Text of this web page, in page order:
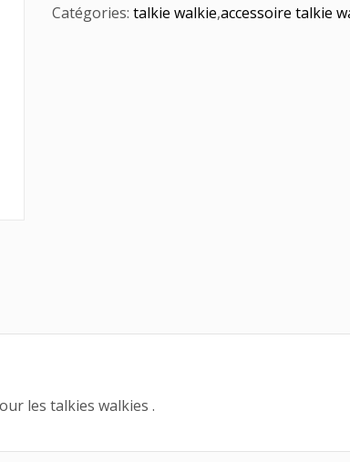
Catégories: talkie walkie,accessoire talkie
les talkies walkies .